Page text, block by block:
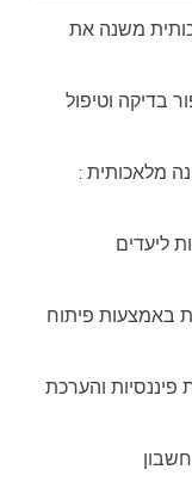
משנה את
בדיקה וטיפול
מלאכותית :
ליעדים
באמצעות פיתוח
פיננסיות והערכת